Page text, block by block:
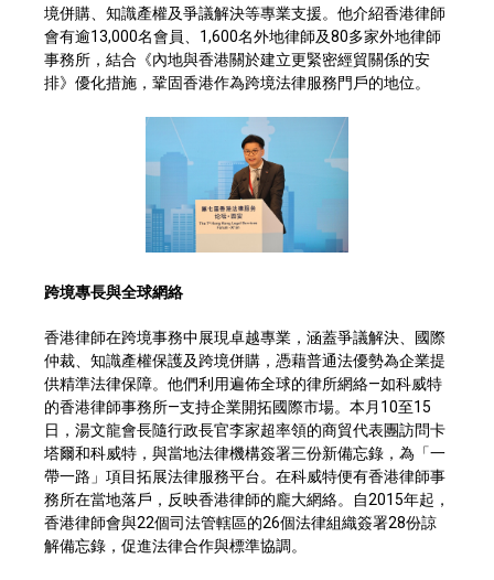
境併購、知識產權及爭議解決等專業支援。他介紹香港律師
會有逾13,000名會員、1,600名外地律師及80多家外地律師
事務所，結合《內地與香港關於建立更緊密經貿關係的安
排》優化措施，鞏固香港作為跨境法律服務門戶的地位。
跨境專長與全球網絡
香港律師在跨境事務中展現卓越專業，涵蓋爭議解決、國際
仲裁、知識產權保護及跨境併購，憑藉普通法優勢為企業提
供精準法律保障。他們利用遍佈全球的律所網絡—如科威特
的香港律師事務所—支持企業開拓國際市場。本月10至15
日，湯文龍會長隨行政長官李家超率領的商貿代表團訪問卡
塔爾和科威特，與當地法律機構簽署三份新備忘錄，為「一
帶一路」項目拓展法律服務平台。在科威特便有香港律師事
務所在當地落戶，反映香港律師的龐大網絡。自2015年起，
香港律師會與22個司法管轄區的26個法律組織簽署28份諒
解備忘錄，促進法律合作與標準協調。